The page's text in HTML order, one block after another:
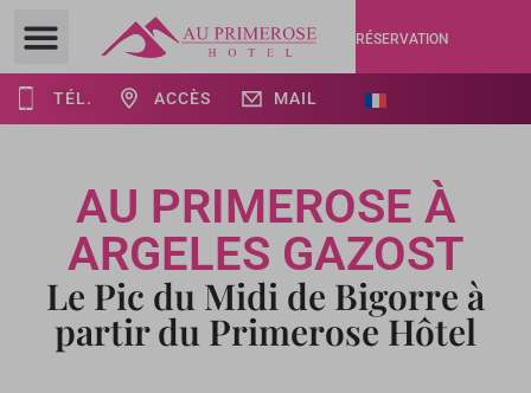
RÉSERVATION
TÉL. ACCÈS MAIL
AU PRIMEROSE À
ARGELES GAZOST
Le Pic du Midi de Bigorre à
partir du Primerose Hôtel